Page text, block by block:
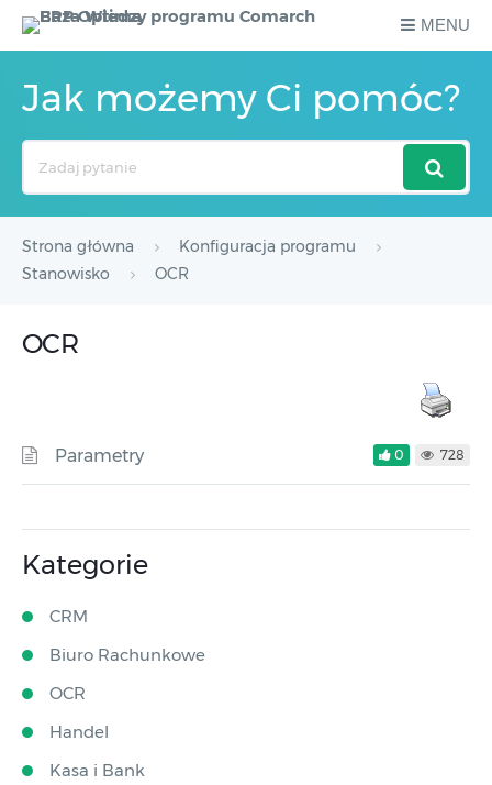
MENU
Jak możemy Ci pomóc?
Strona główna
Konfiguracja programu
Stanowisko
OCR
OCR
Parametry 0 728
Kategorie
CRM
Biuro Rachunkowe
OCR
Handel
Kasa i Bank